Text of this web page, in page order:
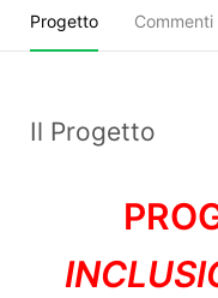
Progetto Commenti
Il Progetto